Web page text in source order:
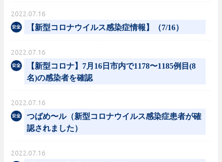
2022.07.16
【新型コロナウイルス感染症情報】（7/16）
2022.07.16
【新型コロナ】7月16日市内で1178〜1185例目(8
名)の感染者を確認
2022.07.16
つばめ〜ル（新型コロナウイルス感染症患者が確
認されました）
2022.07.16